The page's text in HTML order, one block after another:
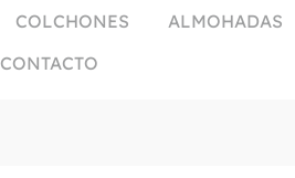
COLCHONES ALMOHADAS
CONTACTO